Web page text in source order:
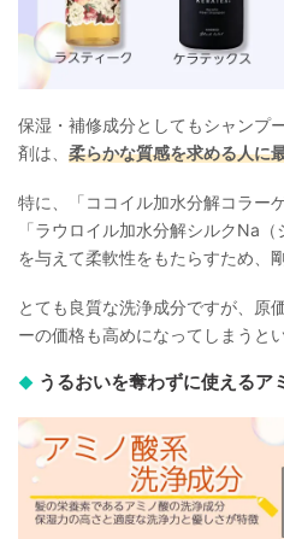
保湿・補修成分としてもシャンプ
剤は、 柔らかな質感を求める人に
特に、「ココイル加水分解コラー
「ラウロイル加水分解シルクNa
を与えて柔軟性をもたらすため、
とても良質な洗浄成分ですが、原
ーの価格も高めになってしまうと
うるおいを奪わずに使えるア